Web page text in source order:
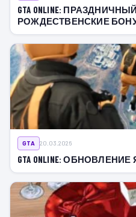
GTA ONLINE:
РОЖДЕСТВЕНСКИЕ
GTA 20.03.2026
GTA ONLINE: